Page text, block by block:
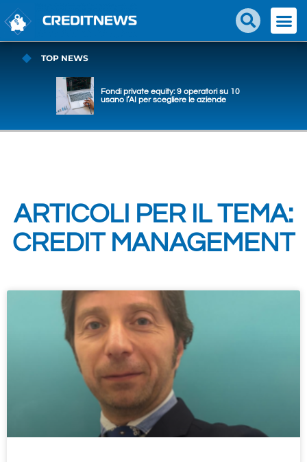
TOP NEWS
Fondi private equity: 9 operatori su 10
usano l’AI per scegliere le aziende
ARTICOLI PER IL TEMA:
CREDIT MANAGEMENT